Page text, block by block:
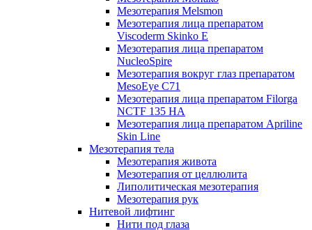
Мезотерапия Melsmon
Мезотерапия лица препаратом
Viscoderm Skinko E
Мезотерапия лица препаратом
NucleoSpire
Мезотерапия вокруг глаз препаратом
MesoEye С71
Мезотерапия лица препаратом Filorga
NCTF 135 HA
Мезотерапия лица препаратом Apriline
Skin Line
Мезотерапия тела
Мезотерапия живота
Мезотерапия от целлюлита
Липолитическая мезотерапия
Мезотерапия рук
Нитевой лифтинг
Нити под глаза